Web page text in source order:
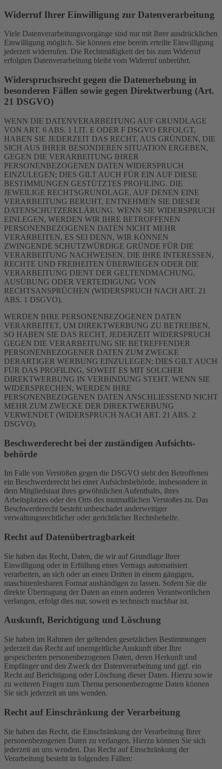
Widerruf Ihrer Einwilligung zur Datenverarbeitung
Viele Datenverarbeitungsvorgänge sind nur mit Ihrer ausdrücklichen
Einwilligung möglich. Sie können eine bereits erteilte Einwilligung
jederzeit widerrufen. Die Rechtmäßigkeit der bis zum Widerruf
erfolgten Datenverarbeitung bleibt vom Widerruf unberührt.
Widerspruchsrecht gegen die Datenerhebung in
besonderen Fällen sowie gegen Direktwerbung (Art.
21 DSGVO)
WENN DIE DATENVERARBEITUNG AUF GRUNDLAGE
VON ART. 6 ABS. 1 LIT. E ODER F DSGVO ERFOLGT,
HABEN SIE JEDERZEIT DAS RECHT, AUS GRÜNDEN, DIE
SICH AUS IHRER BESONDEREN SITUATION ERGEBEN,
GEGEN DIE VERARBEITUNG IHRER
PERSONENBEZOGENEN DATEN WIDERSPRUCH
EINZULEGEN; DIES GILT AUCH FÜR EIN AUF DIESE
BESTIMMUNGEN GESTÜTZTES PROFILING. DIE
JEWEILIGE RECHTSGRUNDLAGE, AUF DENEN EINE
VERARBEITUNG BERUHT, ENTNEHMEN SIE DIESER
DATENSCHUTZERKLÄRUNG. WENN SIE WIDERSPRUCH
EINLEGEN, WERDEN WIR IHRE BETROFFENEN
PERSONENBEZOGENEN DATEN NICHT MEHR
VERARBEITEN, ES SEI DENN, WIR KÖNNEN
ZWINGENDE SCHUTZWÜRDIGE GRÜNDE FÜR DIE
VERARBEITUNG NACHWEISEN, DIE IHRE INTERESSEN,
RECHTE UND FREIHEITEN ÜBERWIEGEN ODER DIE
VERARBEITUNG DIENT DER GELTENDMACHUNG,
AUSÜBUNG ODER VERTEIDIGUNG VON
RECHTSANSPRÜCHEN (WIDERSPRUCH NACH ART. 21
ABS. 1 DSGVO).
WERDEN IHRE PERSONENBEZOGENEN DATEN
VERARBEITET, UM DIREKTWERBUNG ZU BETREIBEN,
SO HABEN SIE DAS RECHT, JEDERZEIT WIDERSPRUCH
GEGEN DIE VERARBEITUNG SIE BETREFFENDER
PERSONENBEZOGENER DATEN ZUM ZWECKE
DERARTIGER WERBUNG EINZULEGEN; DIES GILT AUCH
FÜR DAS PROFILING, SOWEIT ES MIT SOLCHER
DIREKTWERBUNG IN VERBINDUNG STEHT. WENN SIE
WIDERSPRECHEN, WERDEN IHRE
PERSONENBEZOGENEN DATEN ANSCHLIESSEND NICHT
MEHR ZUM ZWECKE DER DIREKTWERBUNG
VERWENDET (WIDERSPRUCH NACH ART. 21 ABS. 2
DSGVO).
Beschwerde­recht bei der zuständigen Aufsichts­
behörde
Im Falle von Verstößen gegen die DSGVO steht den Betroffenen
ein Beschwerderecht bei einer Aufsichtsbehörde, insbesondere in
dem Mitgliedstaat ihres gewöhnlichen Aufenthalts, ihres
Arbeitsplatzes oder des Orts des mutmaßlichen Verstoßes zu. Das
Beschwerderecht besteht unbeschadet anderweitiger
verwaltungsrechtlicher oder gerichtlicher Rechtsbehelfe.
Recht auf Daten­übertrag­barkeit
Sie haben das Recht, Daten, die wir auf Grundlage Ihrer
Einwilligung oder in Erfüllung eines Vertrags automatisiert
verarbeiten, an sich oder an einen Dritten in einem gängigen,
maschinenlesbaren Format aushändigen zu lassen. Sofern Sie die
direkte Übertragung der Daten an einen anderen Verantwortlichen
verlangen, erfolgt dies nur, soweit es technisch machbar ist.
Auskunft, Berichtigung und Löschung
Sie haben im Rahmen der geltenden gesetzlichen Bestimmungen
jederzeit das Recht auf unentgeltliche Auskunft über Ihre
gespeicherten personenbezogenen Daten, deren Herkunft und
Empfänger und den Zweck der Datenverarbeitung und ggf. ein
Recht auf Berichtigung oder Löschung dieser Daten. Hierzu sowie
zu weiteren Fragen zum Thema personenbezogene Daten können
Sie sich jederzeit an uns wenden.
Recht auf Einschränkung der Verarbeitung
Sie haben das Recht, die Einschränkung der Verarbeitung Ihrer
personenbezogenen Daten zu verlangen. Hierzu können Sie sich
jederzeit an uns wenden. Das Recht auf Einschränkung der
Verarbeitung besteht in folgenden Fällen: